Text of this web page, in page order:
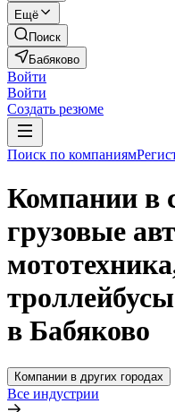
Ещё
Поиск
Бабяково
Войти
Войти
Создать резюме
Поиск по компаниям
Компании в
грузовые
в Бабяково
Компании в других городах
Все индустрии